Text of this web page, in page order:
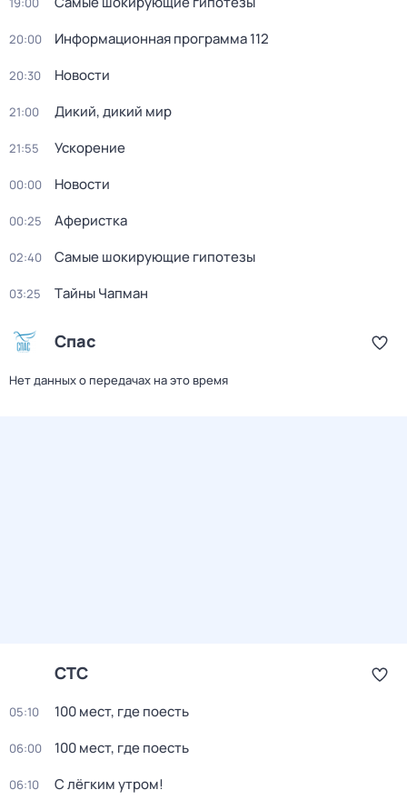
20:00 Информационная программа 112
20:30 Новости
21:00 Дикий, дикий мир
21:55 Ускорение
00:00 Новости
00:25 Аферистка
02:40 Самые шoкиpующие гипотезы
03:25 Тaйны Чапман
Спас
Нет данных о передачах на это время
СТС
05:10 100 мест, где поесть
06:00 100 мест, где поесть
06:10 С лёгким утром!